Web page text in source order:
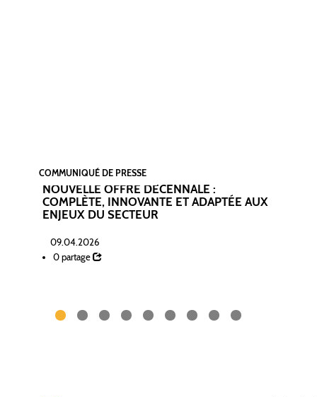
COMMUNIQUÉ DE PRESSE
NOUVELLE OFFRE DÉCENNALE :
COMPLÈTE, INNOVANTE ET ADAPTÉE AUX
ENJEUX DU SECTEUR
09.04.2026
0 partage